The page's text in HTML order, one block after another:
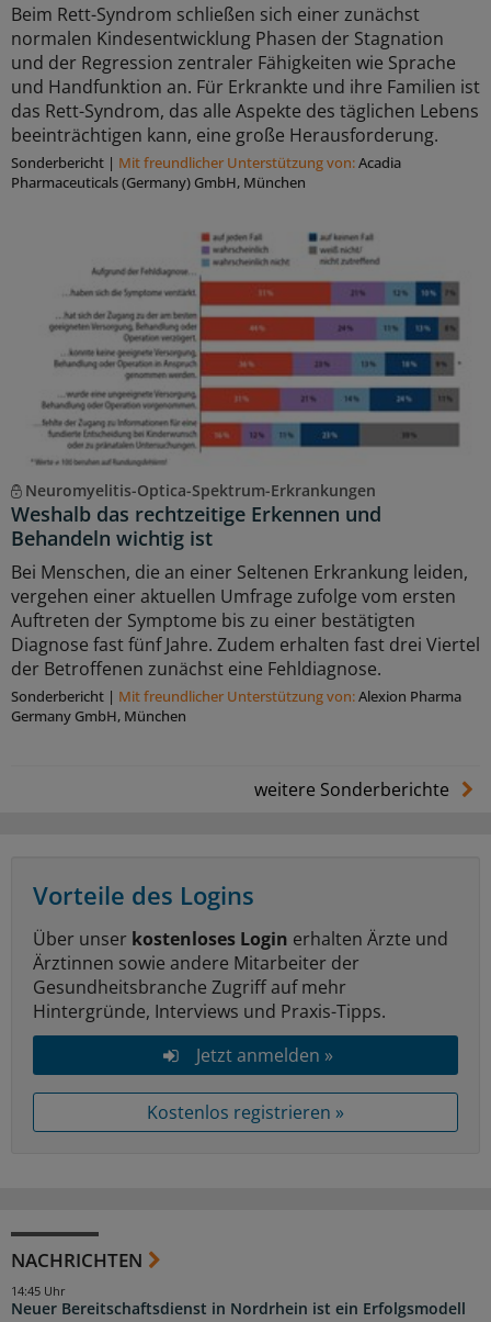
Beim Rett-Syndrom schließen sich einer zunächst
normalen Kindesentwicklung Phasen der Stagnation
und der Regression zentraler Fähigkeiten wie Sprache
und Handfunktion an. Für Erkrankte und ihre Familien ist
das Rett-Syndrom, das alle Aspekte des täglichen Lebens
beeinträchtigen kann, eine große Herausforderung.
Sonderbericht | Mit freundlicher Unterstützung von:Acadia
Pharmaceuticals (Germany) GmbH, München
Neuromyelitis-Optica-Spektrum-Erkrankungen
Weshalb das rechtzeitige Erkennen und
Behandeln wichtig ist
Bei Menschen, die an einer Seltenen Erkrankung leiden,
vergehen einer aktuellen Umfrage zufolge vom ersten
Auftreten der Symptome bis zu einer bestätigten
Diagnose fast fünf Jahre. Zudem erhalten fast drei Viertel
der Betroffenen zunächst eine Fehldiagnose.
Sonderbericht | Mit freundlicher Unterstützung von:Alexion Pharma
Germany GmbH, München
weitere Sonderberichte
Vorteile des Logins
Über unser kostenloses Login erhalten Ärzte und
Ärztinnen sowie andere Mitarbeiter der
Gesundheitsbranche Zugriff auf mehr
Hintergründe, Interviews und Praxis-Tipps.
Jetzt anmelden »
Kostenlos registrieren »
NACHRICHTEN
Neuer Bereitschaftsdienst in Nordrhein ist ein Erfolgsmodell
14:45 Uhr